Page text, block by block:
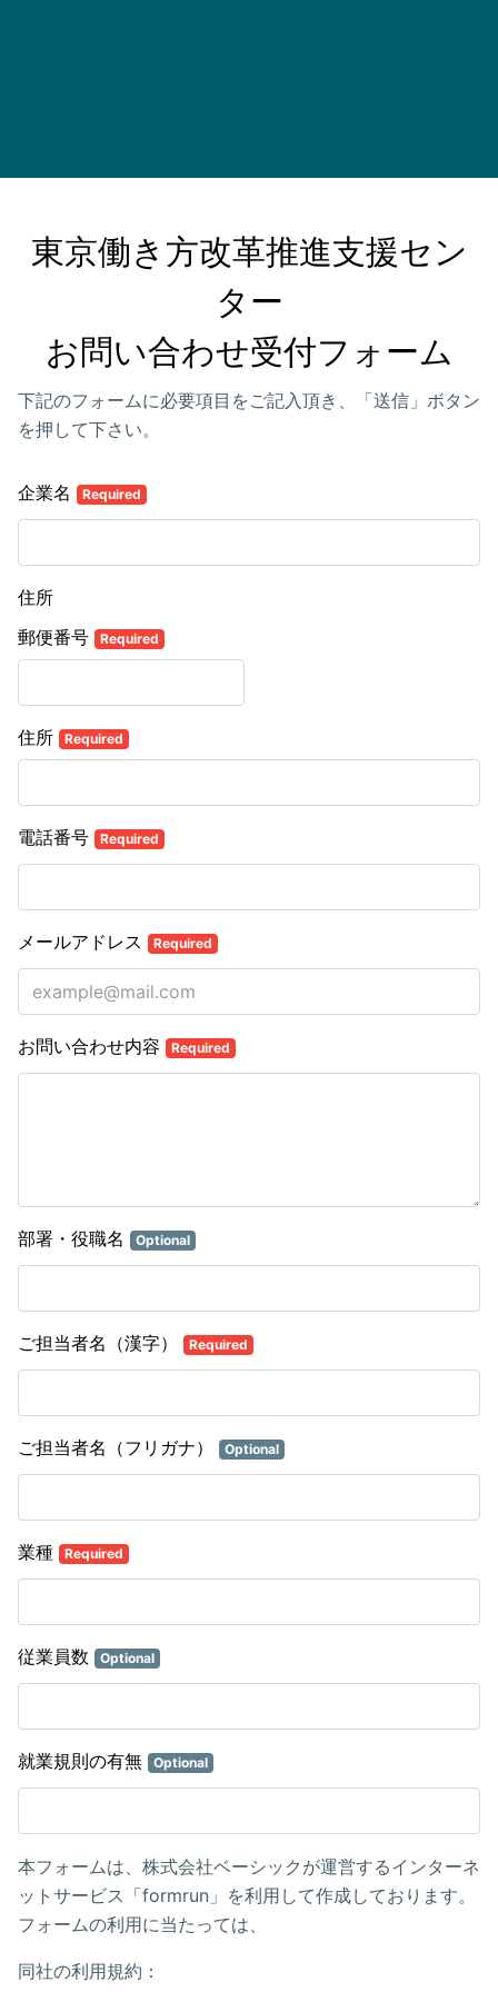
東京働き方改革推進支援セン
ター
お問い合わせ受付フォーム
下記のフォームに必要項目をご記入頂き、「送信」ボタン
を押して下さい。
企業名 Required
住所
郵便番号
Required
住所 Required
電話番号 Required
メールアドレス Required
お問い合わせ内容 Required
部署・役職名 Optional
ご担当者名（漢字） Required
ご担当者名（フリガナ） Optional
業種 Required
従業員数 Optional
就業規則の有無 Optional
本フォームは、株式会社ベーシックが運営するインターネ
ットサービス「formrun」を利用して作成しております。
フォームの利用に当たっては、
同社の利用規約：